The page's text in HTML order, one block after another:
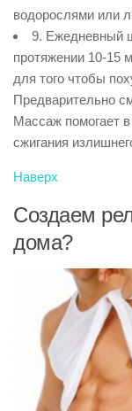
водорослями или
9. Ежедневный
протяжении 10-15
для того чтобы
Предварительно
Массаж помогает в
сжигания
Наверх
Создаем
дома?